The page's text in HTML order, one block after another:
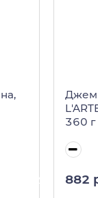
Джем
360 г
882